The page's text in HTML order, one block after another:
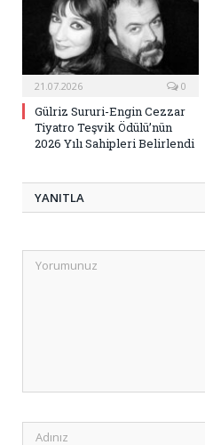
21.07.2026 0
Gülriz Sururi-Engin Cezzar
Tiyatro Teşvik Ödülü’nün
2026 Yılı Sahipleri Belirlendi
YANITLA